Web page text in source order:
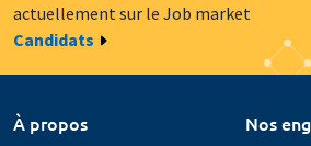
actuellement sur le Job market
Candidats
À propos
Nos